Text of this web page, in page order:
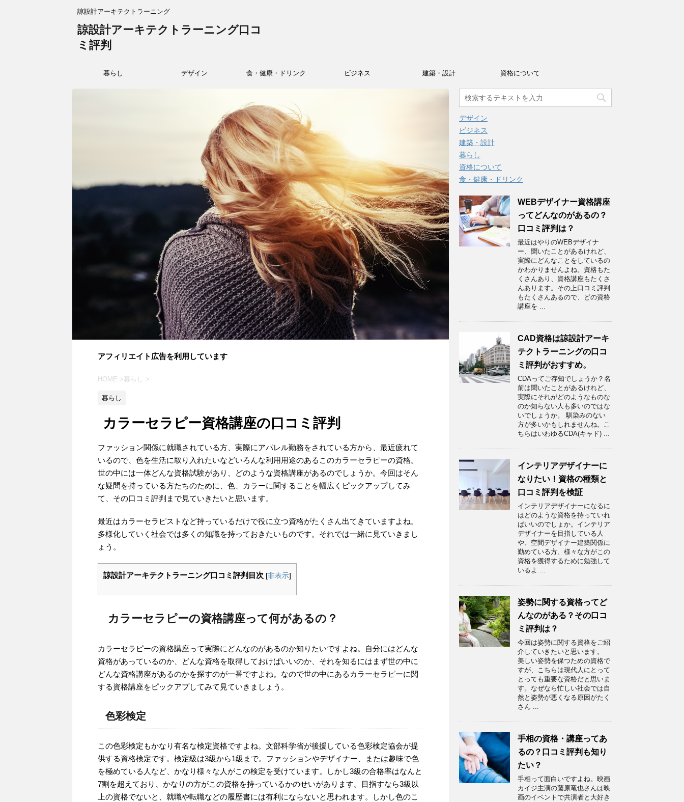
諒設計アーキテクトラーニング
諒設計アーキテクトラーニング口コ
ミ評判
暮らし デザイン 食・健康・ドリンク ビジネス 建築・設計 資格について
アフィリエイト広告を利用しています
HOME >暮らし >
暮らし
カラーセラピー資格講座の口コミ評判
ファッション関係に就職されている方、実際にアパレル勤務をされている方から、最近疲れて
いるので、色を生活に取り入れたいなどいろんな利用用途のあるこのカラーセラピーの資格。
世の中には一体どんな資格試験があり、どのような資格講座があるのでしょうか。今回はそん
な疑問を持っている方たちのために、色、カラーに関することを幅広くピックアップしてみ
て、その口コミ評判まで見ていきたいと思います。
最近はカラーセラピストなど持っているだけで役に立つ資格がたくさん出てきていますよね。
多様化していく社会では多くの知識を持っておきたいものです。それでは一緒に見ていきまし
ょう。
諒設計アーキテクトラーニング口コミ評判目次 [非表示]
カラーセラピーの資格講座って何があるの？
カラーセラピーの資格講座って実際にどんなのがあるのか知りたいですよね。自分にはどんな
資格があっているのか、どんな資格を取得しておけばいいのか、それを知るにはまず世の中に
どんな資格講座があるのかを探すのが一番ですよね。なので世の中にあるカラーセラピーに関
する資格講座をピックアプしてみて見ていきましょう。
色彩検定
この色彩検定もかなり有名な検定資格ですよね。文部科学省が後援している色彩検定協会が提
供する資格検定です。検定級は3級から1級まで。ファッションやデザイナー、または趣味で色
を極めている人など、かなり様々な人がこの検定を受けています。しかし3級の合格率はなんと
7割を超えており、かなりの方がこの資格を持っているかのせいがあります。目指すなら3級以
上の資格でないと、就職や転職などの履歴書には有利にならないと思われます。しかし色のこ
デザイン
ビジネス
建築・設計
暮らし
資格について
食・健康・ドリンク
WEBデザイナー資格講座
ってどんなのがあるの？
口コミ評判は？
最近はやりのWEBデザイナ
ー、聞いたことがあるけれど、
実際にどんなことをしているの
かわかりませんよね。資格もた
くさんあり、資格講座もたくさ
んあります。その上口コミ評判
もたくさんあるので、どの資格
講座を ...
CAD資格は諒設計アーキ
テクトラーニングの口コ
ミ評判がおすすめ。
CDAってご存知でしょうか？名
前は聞いたことがあるけれど、
実際にそれがどのようなものな
のか知らない人も多いのではな
いでしょうか。 馴染みのない
方が多いかもしれませんね。こ
ちらはいわゆるCDA(キャド) ...
インテリアデザイナーに
なりたい！資格の種類と
口コミ評判を検証
インテリアデザイナーになるに
はどのような資格を持っていれ
ばいいのでしょか。インテリア
デザイナーを目指している人
や、空間デザイナー建築関係に
勤めている方、様々な方がこの
資格を獲得するために勉強して
いるよ ...
姿勢に関する資格ってど
んなのがある？その口コ
ミ評判は？
今回は姿勢に関する資格をご紹
介していきたいと思います。
美しい姿勢を保つための資格で
すが、こちらは現代人にとって
とっても重要な資格だと思いま
す。なぜなら忙しい社会では自
然と姿勢が悪くなる原因がたく
さん ...
手相の資格・講座ってあ
るの？口コミ評判も知り
たい？
手相って面白いですよね。映画
カイジ主演の藤原竜也さんは映
画のイベントで共演者と大好き